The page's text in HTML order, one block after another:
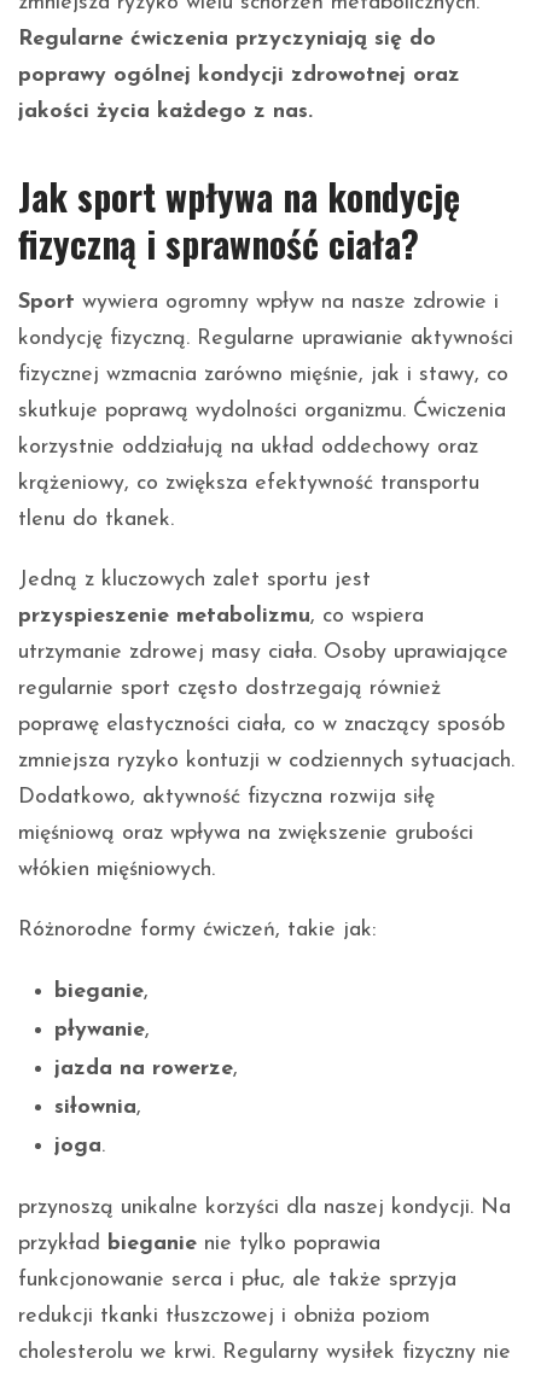
Regularne ćwiczenia przyczyniają się do
poprawy ogólnej kondycji zdrowotnej oraz
jakości życia każdego z nas.
Jak sport wpływa na kondycję
fizyczną i sprawność ciała?
Sport wywiera ogromny wpływ na nasze zdrowie i
kondycję fizyczną. Regularne uprawianie aktywności
fizycznej wzmacnia zarówno mięśnie, jak i stawy, co
skutkuje poprawą wydolności organizmu. Ćwiczenia
korzystnie oddziałują na układ oddechowy oraz
krążeniowy, co zwiększa efektywność transportu
tlenu do tkanek.
Jedną z kluczowych zalet sportu jest
przyspieszenie metabolizmu, co wspiera
utrzymanie zdrowej masy ciała. Osoby uprawiające
regularnie sport często dostrzegają również
poprawę elastyczności ciała, co w znaczący sposób
zmniejsza ryzyko kontuzji w codziennych sytuacjach.
Dodatkowo, aktywność fizyczna rozwija siłę
mięśniową oraz wpływa na zwiększenie grubości
włókien mięśniowych.
Różnorodne formy ćwiczeń, takie jak:
bieganie,
pływanie,
jazda na rowerze,
siłownia,
joga.
przynoszą unikalne korzyści dla naszej kondycji. Na
przykład bieganie nie tylko poprawia
funkcjonowanie serca i płuc, ale także sprzyja
redukcji tkanki tłuszczowej i obniża poziom
cholesterolu we krwi. Regularny wysiłek fizyczny nie